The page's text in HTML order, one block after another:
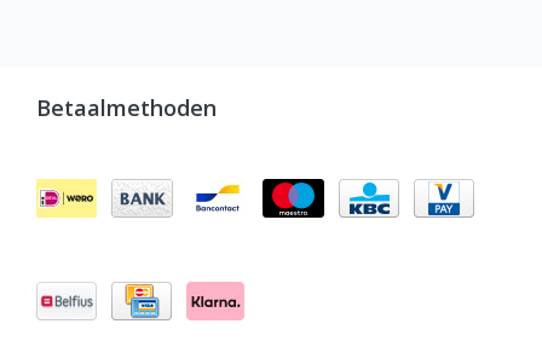
Betaalmethoden